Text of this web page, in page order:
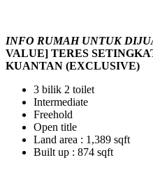
INFO RUMAH UNTUK
VALUE] TERES
KUANTAN (EXCLUSIVE)
3 bilik 2 toilet
Intermediate
Freehold
Open title
Land area : 1,389 sqft
Built up : 874 sqft